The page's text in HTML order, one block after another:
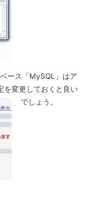
ース「MySQL」はア
を変更しておくと良い
でしょう。